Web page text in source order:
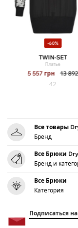
-60%
TWIN-SET
Платье
5 557 грн
13 892
42
Все товары
Бренд
Все Брюки
Бренд и
Все Брюки
Категория
Подписаться